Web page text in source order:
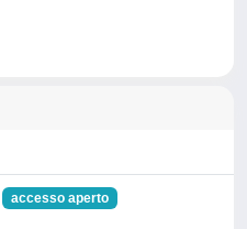
accesso aperto